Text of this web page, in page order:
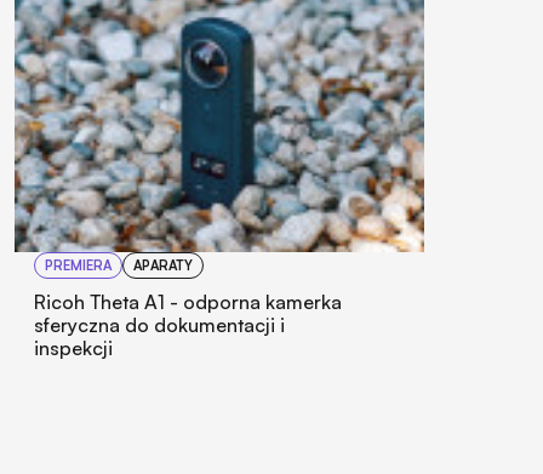
PREMIERA APARATY
Ricoh Theta A1 - odporna kamerka
sferyczna do dokumentacji i
inspekcji